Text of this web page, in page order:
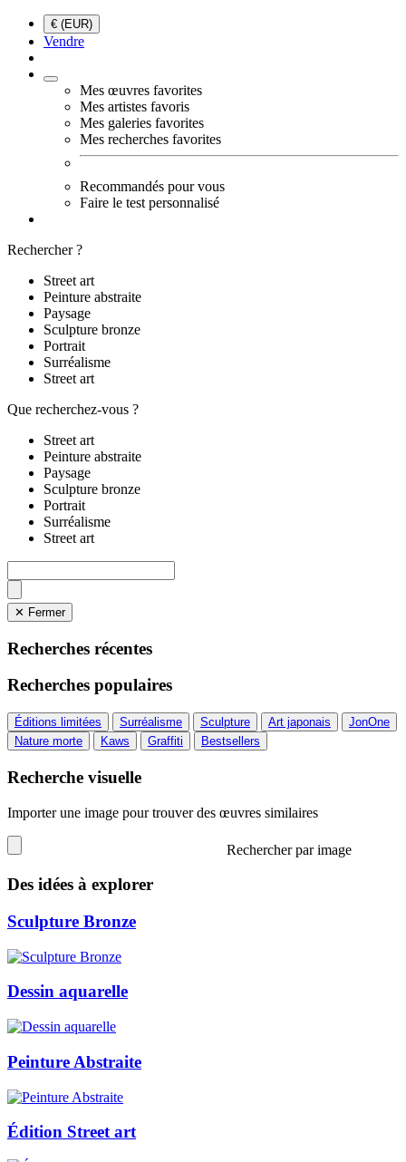
€ (EUR)
Vendre
Mes œuvres favorites
Mes artistes favoris
Mes galeries favorites
Mes recherches favorites
Recommandés pour vous
Faire le test personnalisé
Rechercher ?
Street art
Peinture abstraite
Paysage
Sculpture bronze
Portrait
Surréalisme
Street art
Que recherchez-vous ?
Street art
Peinture abstraite
Paysage
Sculpture bronze
Portrait
Surréalisme
Street art
✕ Fermer
Recherches récentes
Recherches populaires
Éditions limitées Surréalisme Sculpture Art japonais
JonOne
Nature morte
Kaws Graffiti Bestsellers
Recherche visuelle
Importer une image pour trouver des œuvres similaires
Rechercher par image
Des idées à explorer
Sculpture Bronze
Dessin aquarelle
Peinture Abstraite
Édition Street art